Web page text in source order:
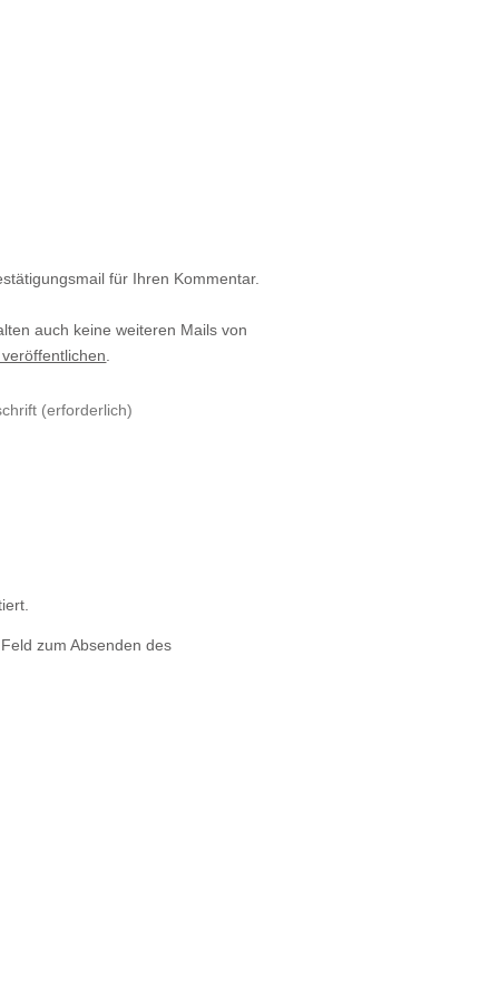
für Ihren Kommentar.
auch keine weiteren Mails von
zum Absenden des